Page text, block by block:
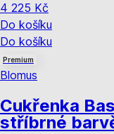
4 225 Kč
Do košíku
Do košíku
Premium
Blomus
Cukřenka
stříbrné